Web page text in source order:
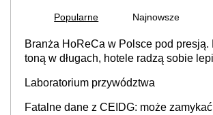
Popularne Najnowsze
Branża HoReCa w Polsce pod presją.
toną w długach, hotele radzą sobie
Laboratorium przywództwa
Fatalne dane z CEIDG: może